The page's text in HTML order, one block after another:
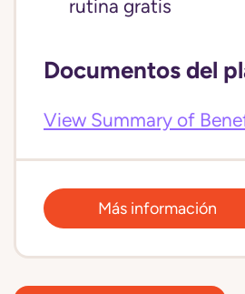
rutina gratis
Documentos del
View Summary of
Más información